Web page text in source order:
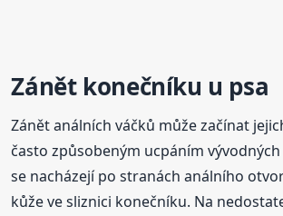
Zánět konečníku u psa
Zánět análních váčků může začínat
často způsobeným ucpáním
se nacházejí po stranách análního
kůže ve sliznici konečníku. Na